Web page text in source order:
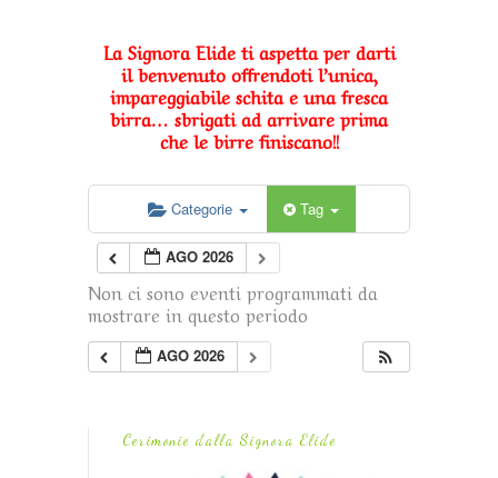
La Signora Elide ti aspetta per darti
il benvenuto offrendoti l’unica,
impareggiabile schita e una fresca
birra… sbrigati ad arrivare prima
che le birre finiscano!!
Categorie Tag
AGO 2026
Non ci sono eventi programmati da
mostrare in questo periodo
AGO 2026
Cerimonie dalla Signora Elide